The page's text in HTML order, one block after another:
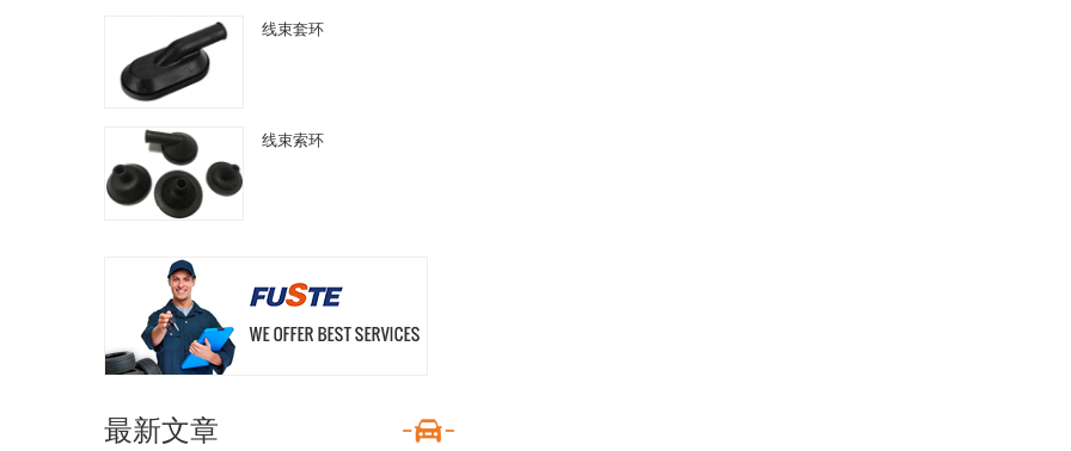
线束套环
线束索环
最新文章